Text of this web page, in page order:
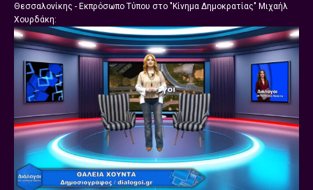
Θεσσαλονίκης - Εκπρόσωπο Τύπου στο "Κίνημα Δημοκρατίας" Μιχαήλ
Χουρδάκη: